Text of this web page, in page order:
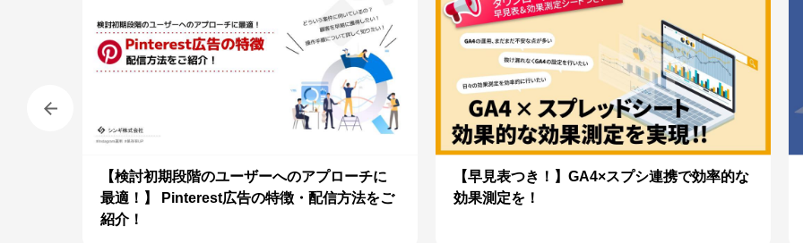
【検討初期段階のユーザーへのアプローチに
最適！】 Pinterest広告の特徴・配信方法をご
紹介！
【早見表つき！】GA4×スプシ連携で効率的な
効果測定を！